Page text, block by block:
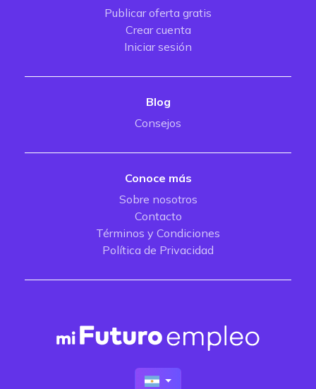
Publicar oferta gratis
Crear cuenta
Iniciar sesión
Blog
Consejos
Conoce más
Sobre nosotros
Contacto
Términos y Condiciones
Política de Privacidad